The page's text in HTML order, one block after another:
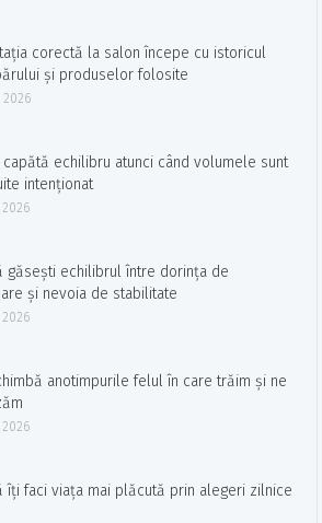
corectă la salon începe cu istoricul
și produselor folosite
2026
capătă echilibru atunci când volumele sunt
intenționat
2026
găsești echilibrul între dorința de
și nevoia de stabilitate
2026
anotimpurile felul în care trăim și ne
2026
îți faci viața mai plăcută prin alegeri zilnice